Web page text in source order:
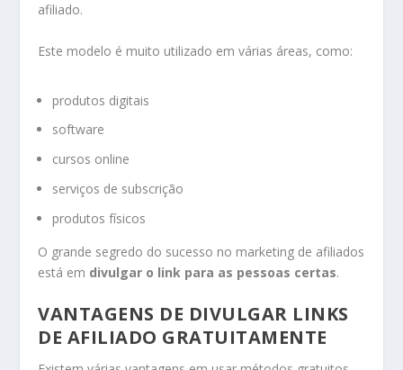
afiliado.
Este modelo é muito utilizado em várias áreas, como:
produtos digitais
software
cursos online
serviços de subscrição
produtos físicos
O grande segredo do sucesso no marketing de afiliados
está em divulgar o link para as pessoas certas.
VANTAGENS DE DIVULGAR LINKS
DE AFILIADO GRATUITAMENTE